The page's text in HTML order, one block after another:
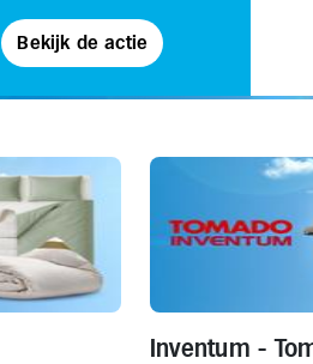
Bekijk de actie
Inventum -